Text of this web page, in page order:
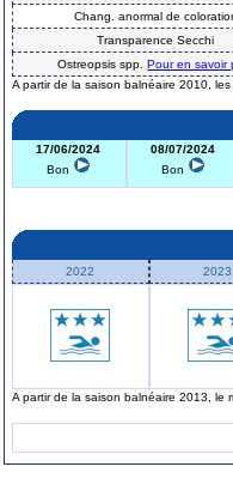
Chang. anormal de
Transparence Secchi
Ostreopsis spp.Pour en savoir
A partir de la saison balnéaire 2010,
17/06/2024
Bon
08/07/2024
Bon
2022 2023
A partir de la saison balnéaire 2013,